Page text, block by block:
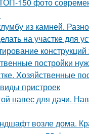
из камней.
на участке для
конструкций
постройки
Хозяйственные
пристроек
навес для дачи.
возле дома.